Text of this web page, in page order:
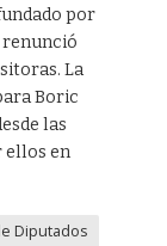
por
renunció
La
Boric
las
ellos en
Diputados